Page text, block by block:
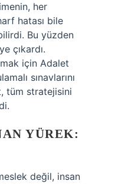
her
hatası bile
Bu yüzden
çıkardı.
için Adalet
sınavlarını
tüm stratejisini
YÜREK:
değil, insan